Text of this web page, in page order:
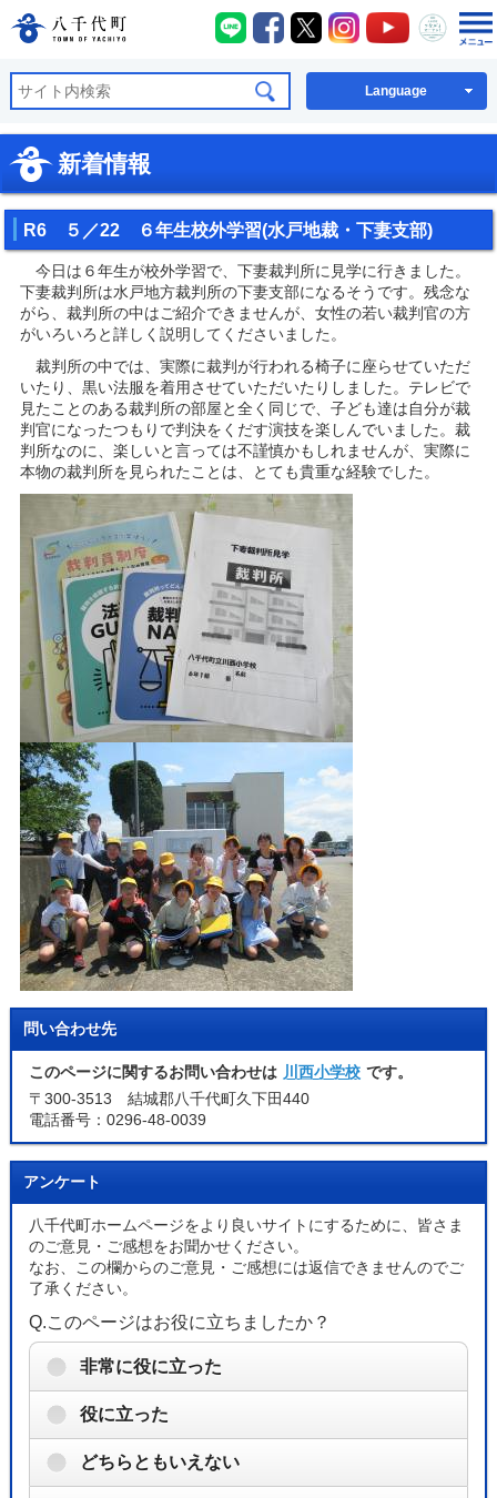
八千代町公式ホームページ
八千代町LINE
八千代町Facebook
八千代町X八千代町Instagram
八千代町
八千
Language
新着情報
R6 ５／22 ６年生校外学習(水戸地裁・下妻支部)
今日は６年生が校外学習で、下妻裁判所に見学に行きました。
下妻裁判所は水戸地方裁判所の下妻支部になるそうです。残念な
がら、裁判所の中はご紹介できませんが、女性の若い裁判官の方
がいろいろと詳しく説明してくださいました。
裁判所の中では、実際に裁判が行われる椅子に座らせていただ
いたり、黒い法服を着用させていただいたりしました。テレビで
見たことのある裁判所の部屋と全く同じで、子ども達は自分が裁
判官になったつもりで判決をくだす演技を楽しんでいました。裁
判所なのに、楽しいと言っては不謹慎かもしれませんが、実際に
本物の裁判所を見られたことは、とても貴重な経験でした。
問い合わせ先
このページに関するお問い合わせは 川西小学校 です。
〒300-3513 結城郡八千代町久下田440
電話番号：0296-48-0039
アンケート
八千代町ホームページをより良いサイトにするために、皆さま
のご意見・ご感想をお聞かせください。
なお、この欄からのご意見・ご感想には返信できませんのでご
了承ください。
Q.このページはお役に立ちましたか？
非常に役に立った
役に立った
どちらともいえない